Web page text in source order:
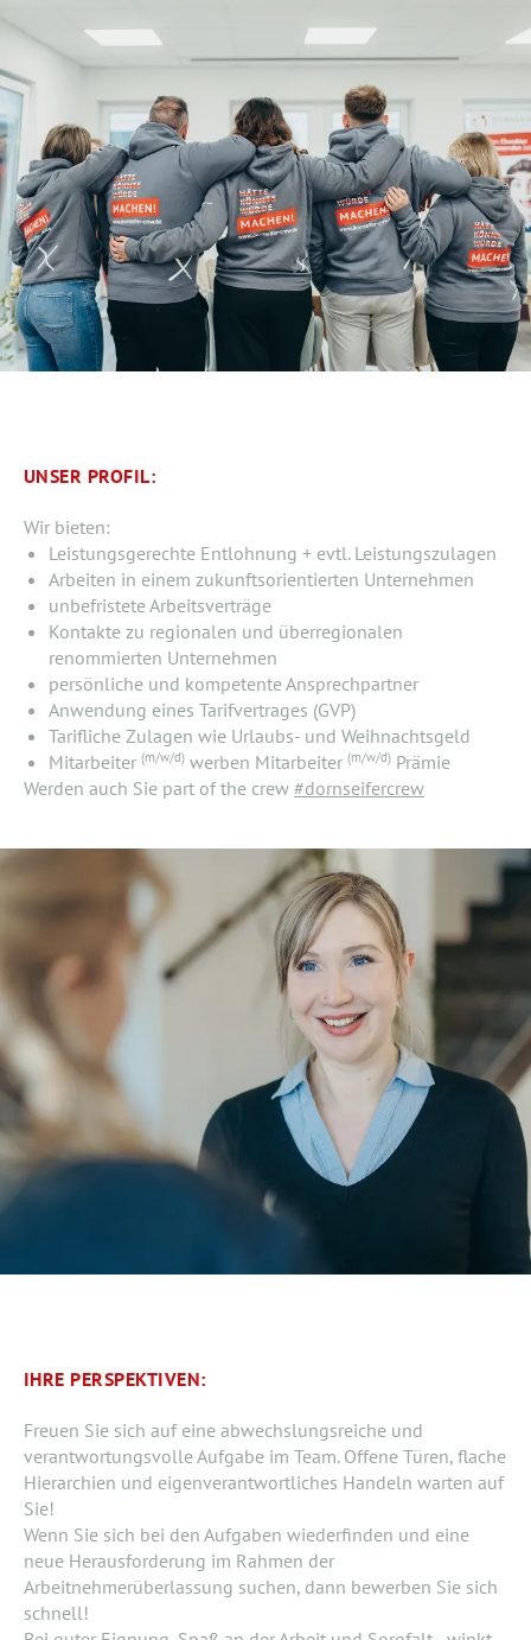
UNSER PROFIL:
Wir bieten:
Leistungsgerechte Entlohnung + evtl. Leistungszulagen
Arbeiten in einem zukunftsorientierten Unternehmen
unbefristete Arbeitsverträge
Kontakte zu regionalen und überregionalen
renommierten Unternehmen
persönliche und kompetente Ansprechpartner
Anwendung eines Tarifvertrages (GVP)
Tarifliche Zulagen wie Urlaubs- und Weihnachtsgeld
Mitarbeiter (m/w/d)werben Mitarbeiter (m/w/d)Prämie
Werden auch Sie part of the crew #dornseifercrew
IHRE PERSPEKTIVEN:
Freuen Sie sich auf eine abwechslungsreiche und
verantwortungsvolle Aufgabe im Team. Offene Türen, flache
Hierarchien und eigenverantwortliches Handeln warten auf
Sie!
Wenn Sie sich bei den Aufgaben wiederfinden und eine
neue Herausforderung im Rahmen der
Arbeitnehmerüberlassung suchen, dann bewerben Sie sich
schnell!